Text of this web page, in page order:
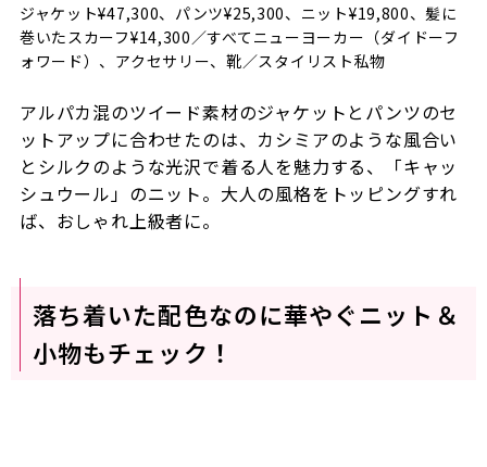
ジャケット¥47,300、パンツ¥25,300、ニット¥19,800、髪に
巻いたスカーフ¥14,300／すべてニューヨーカー（ダイドーフ
ォワード）、アクセサリー、靴／スタイリスト私物
アルパカ混のツイード素材のジャケットとパンツのセ
ットアップに合わせたのは、カシミアのような風合い
とシルクのような光沢で着る人を魅力する、「キャッ
シュウール」のニット。大人の風格をトッピングすれ
ば、おしゃれ上級者に。
落ち着いた配色なのに華やぐニット＆
小物もチェック！